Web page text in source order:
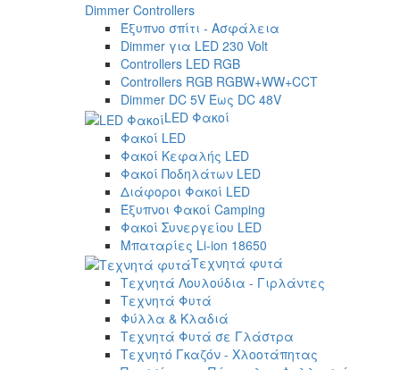
Dimmer Controllers
Έξυπνο σπίτι - Ασφάλεια
Dimmer για LED 230 Volt
Controllers LED RGB
Controllers RGB RGBW+WW+CCT
Dimmer DC 5V Έως DC 48V
LED Φακοί
Φακοί LED
Φακοί Κεφαλής LED
Φακοί Ποδηλάτων LED
Διάφοροι Φακοί LED
Έξυπνοι Φακοί Camping
Φακοί Συνεργείου LED
Μπαταρίες Li-ion 18650
Τεχνητά φυτά
Τεχνητά Λουλούδια - Γιρλάντες
Τεχνητά Φυτά
Φύλλα & Κλαδιά
Τεχνητά Φυτά σε Γλάστρα
Τεχνητό Γκαζόν - Χλοοτάπητας